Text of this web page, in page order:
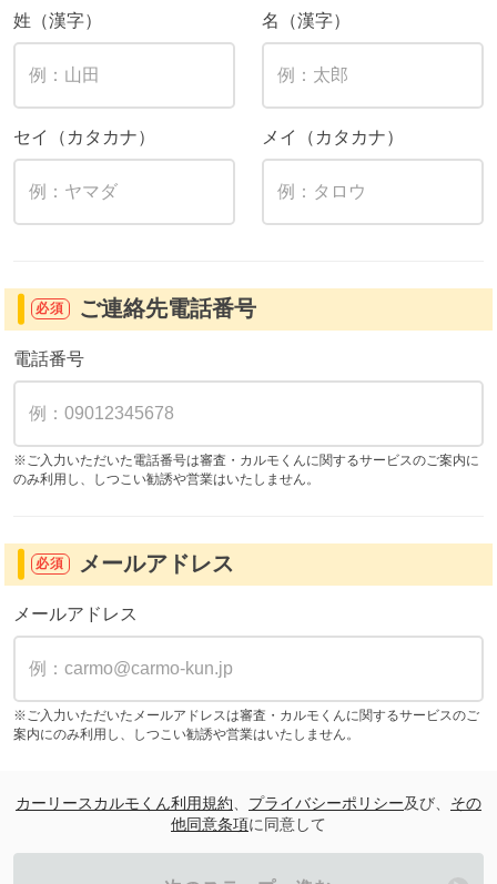
姓（漢字） 名（漢字）
セイ（カタカナ） メイ（カタカナ）
必須 ご連絡先電話番号
電話番号
※ご入力いただいた電話番号は審査・カルモくんに関するサービスのご案内に
のみ利用し、しつこい勧誘や営業はいたしません。
必須 メールアドレス
メールアドレス
※ご入力いただいたメールアドレスは審査・カルモくんに関するサービスのご
案内にのみ利用し、しつこい勧誘や営業はいたしません。
カーリースカルモくん利用規約 プライバシーポリシー及び、 その
他同意条項に同意して